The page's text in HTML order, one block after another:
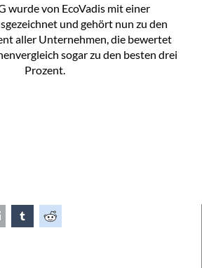
wurde von EcoVadis mit einer
und gehört nun zu den
aller Unternehmen, die bewertet
sogar zu den besten drei
Prozent.
mail tumblrReddit